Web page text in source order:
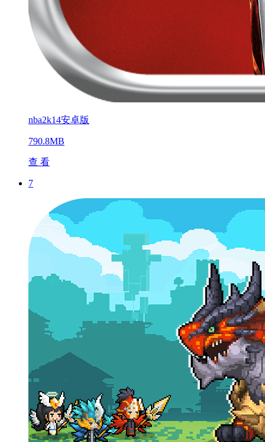
nba2k14安卓版
790.8MB
查 看
7